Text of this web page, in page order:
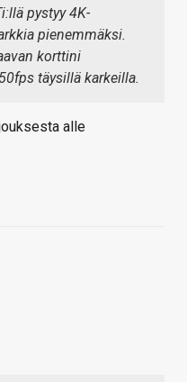
pystyy 4K-
pienemmäksi.
korttini
täysillä karkeilla.
alle